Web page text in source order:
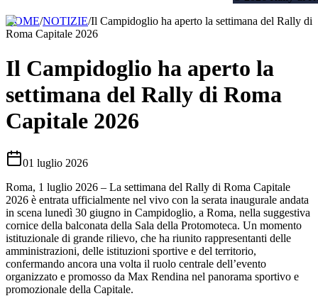
HOME/NOTIZIE/Il Campidoglio ha aperto la settimana del Rally di
Roma Capitale 2026
Il Campidoglio ha aperto la
settimana del Rally di Roma
Capitale 2026
01 luglio 2026
Roma, 1 luglio 2026 – La settimana del Rally di Roma Capitale
2026 è entrata ufficialmente nel vivo con la serata inaugurale andata
in scena lunedì 30 giugno in Campidoglio, a Roma, nella suggestiva
cornice della balconata della Sala della Protomoteca. Un momento
istituzionale di grande rilievo, che ha riunito rappresentanti delle
amministrazioni, delle istituzioni sportive e del territorio,
confermando ancora una volta il ruolo centrale dell’evento
organizzato e promosso da Max Rendina nel panorama sportivo e
promozionale della Capitale.